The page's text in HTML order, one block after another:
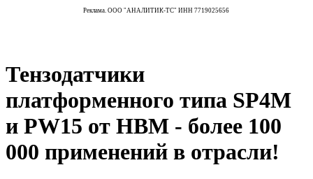
Реклама. ООО "АНАЛИТИК-ТС" ИНН 7719025656
Тензодатчики
платформенного типа SP4M
и PW15 от НВМ - более 100
000 применений в отрасли!